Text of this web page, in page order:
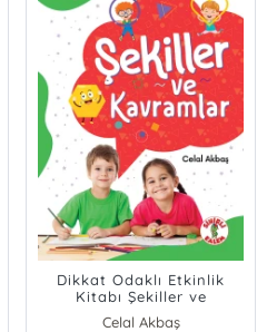
Dikkat Odaklı Etkinlik
Kitabı Şekiller ve
Kavramlar 5-6 Yaş
Celal Akbaş